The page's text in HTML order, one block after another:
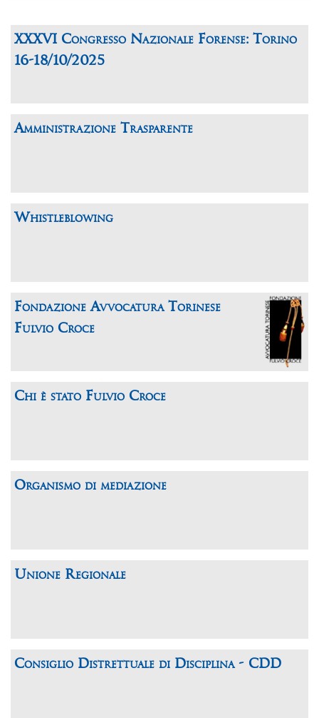
XXXVI Congresso Nazionale Forense: Torino
16-18/10/2025
Amministrazione Trasparente
Whistleblowing
Fondazione Avvocatura Torinese
Fulvio Croce
Chi è stato Fulvio Croce
Organismo di mediazione
Unione Regionale
Consiglio Distrettuale di Disciplina - CDD